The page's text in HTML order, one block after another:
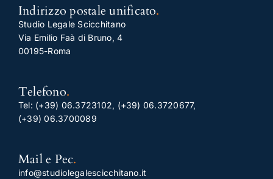
Indirizzo postale unificato.
Studio Legale Scicchitano
Via Emilio Faà di Bruno, 4
00195-Roma
Telefono.
Tel: (+39) 06.3723102, (+39) 06.3720677,
(+39) 06.3700089
Mail e Pec.
info@studiolegalescicchitano.it